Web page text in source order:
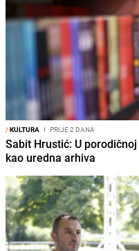
/KULTURA I PRIJE 2 DANA
Sabit Hrustić: U
kao uredna arhiva